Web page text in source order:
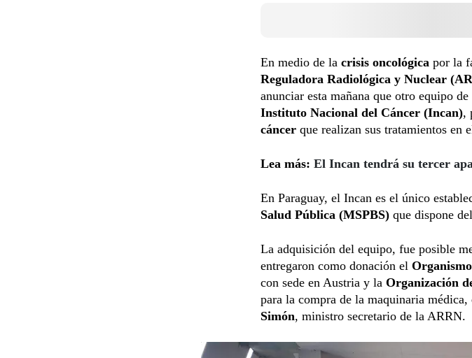
En medio de la crisis oncológica por la
Reguladora Radiológica y Nuclear
anunciar esta mañana que otro equipo de
Instituto Nacional del Cáncer (Incan),
cáncer que realizan sus tratamientos en
Lea más: El Incan tendrá su tercer
En Paraguay, el Incan es el único
Salud Pública (MSPBS) que dispone del
La adquisición del equipo, fue posible
entregaron como donación el
con sede en Austria y la Organización
para la compra de la maquinaria
Simón, ministro secretario de la ARRN.